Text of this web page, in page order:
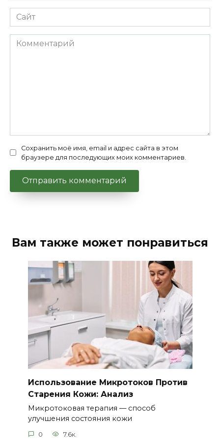
Сайт
Комментарий
Сохранить моё имя, email и адрес сайта в этом
браузере для последующих моих комментариев.
Вам также может понравиться
Использование Микротоков Против
Старения Кожи: Анализ
Микротоковая терапия — способ
улучшения состояния кожи
0 7.6к.